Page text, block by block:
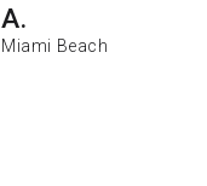
A.
Miami Beach